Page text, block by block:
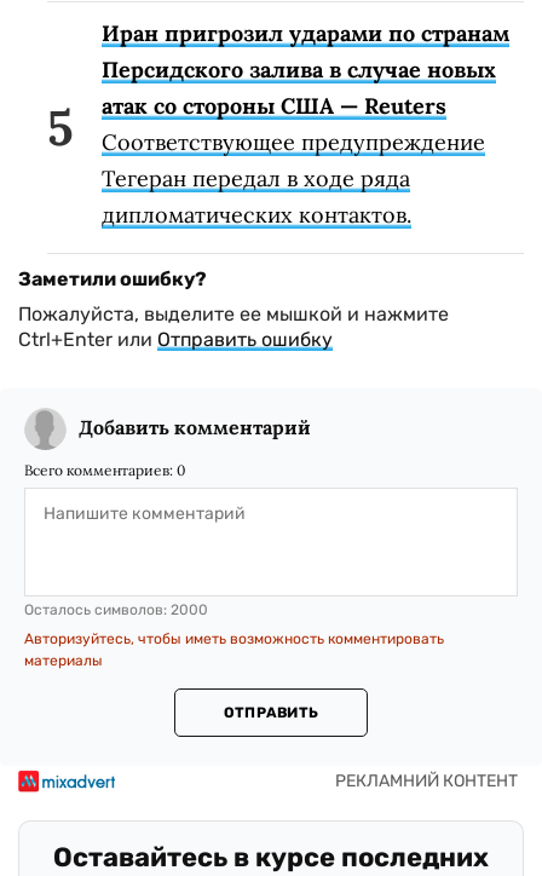
Иран пригрозил ударами по странам
Персидского залива в случае новых
атак со стороны США — Reuters
Соответствующее предупреждение
Тегеран передал в ходе ряда
дипломатических контактов.
Заметили ошибку?
Пожалуйста, выделите ее мышкой и нажмите
Ctrl+Enter или Отправить ошибку
Добавить комментарий
Всего комментариев: 0
Осталось символов: 2000
Авторизуйтесь, чтобы иметь возможность комментировать
материалы
ОТПРАВИТЬ
Оставайтесь в курсе последних